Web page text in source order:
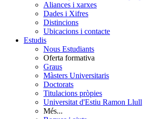
Aliances i xarxes
Dades i Xifres
Distincions
Ubicacions i contacte
Estudis
Nous Estudiants
Oferta formativa
Graus
Màsters Universitaris
Doctorats
Titulacions pròpies
Universitat d'Estiu Ramon Llull
Més...